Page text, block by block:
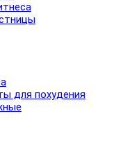
для похудения